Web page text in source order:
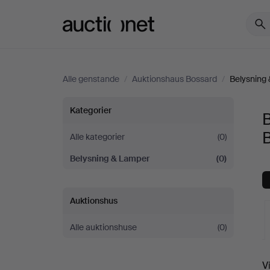
Alle genstande / Auktionshaus Bossard / Belysning
Belysning
&
Lamper
hos
Auktionshaus
Kategorier
Alle kategorier
(0)
Belysning & Lamper
(0)
Auktionshus
Alle auktionshuse (0)